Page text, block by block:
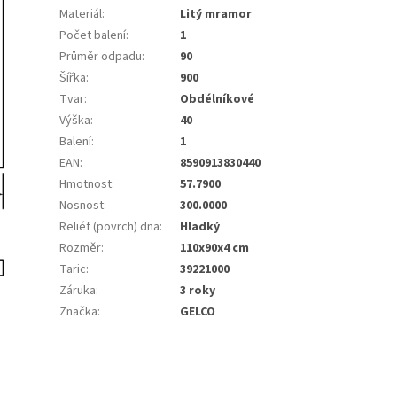
Materiál:
Litý mramor
Počet balení:
1
Průměr odpadu:
90
Šířka:
900
Tvar:
Obdélníkové
Výška:
40
Balení:
1
EAN:
8590913830440
Hmotnost:
57.7900
Nosnost:
300.0000
Reliéf (povrch) dna:
Hladký
Rozměr:
110x90x4 cm
Taric:
39221000
Záruka:
3 roky
Značka: GELCO